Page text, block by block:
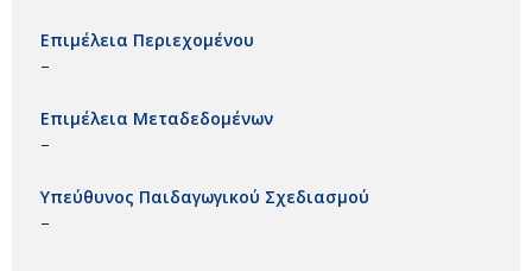
Επιμέλεια Περιεχομένου
–
Επιμέλεια Μεταδεδομένων
–
Υπεύθυνος Παιδαγωγικού Σχεδιασμού
–